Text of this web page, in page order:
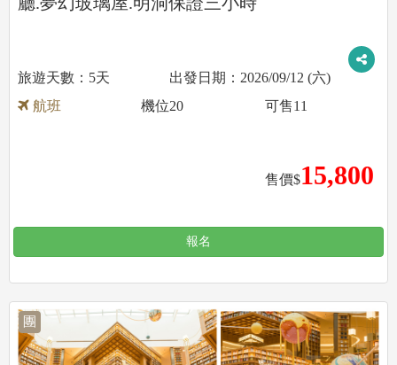
5天
2026/09/12 (六)
航班
售價$15,800
機位20 可售11
報名
團